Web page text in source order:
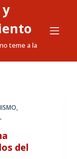
teme a la
,
del